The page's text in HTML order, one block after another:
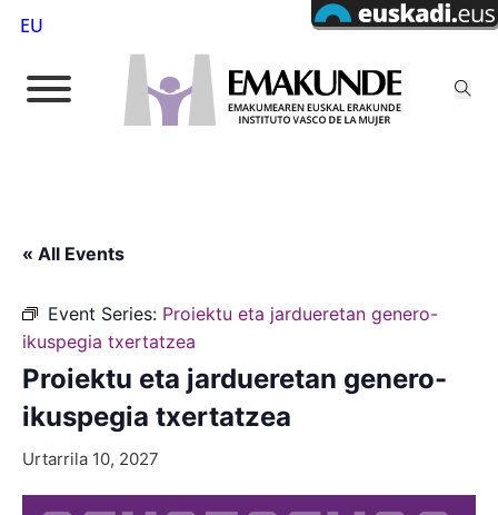
EU
« All Events
Event Series: Proiektu eta jardueretan genero-
ikuspegia txertatzea
Proiektu eta jardueretan genero-
ikuspegia txertatzea
Urtarrila 10, 2027